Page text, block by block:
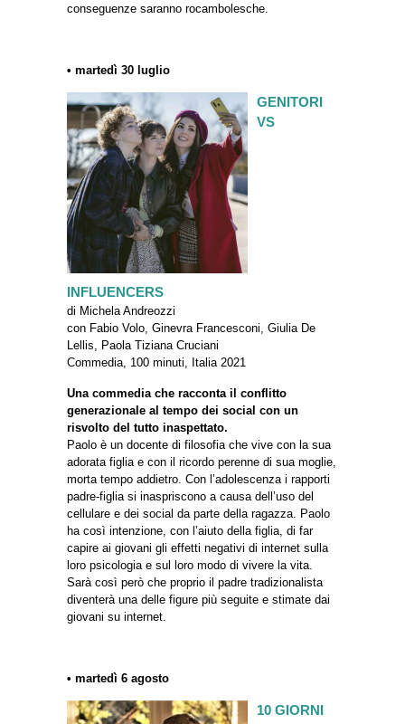
conseguenze saranno rocambolesche.
• martedì 30 luglio
GENITORI
VS
INFLUENCERS
di Michela Andreozzi
con Fabio Volo, Ginevra Francesconi, Giulia De
Lellis, Paola Tiziana Cruciani
Commedia, 100 minuti, Italia 2021
Una commedia che racconta il conflitto
generazionale al tempo dei social con un
risvolto del tutto inaspettato.
Paolo è un docente di filosofia che vive con la sua
adorata figlia e con il ricordo perenne di sua moglie,
morta tempo addietro. Con l’adolescenza i rapporti
padre-figlia si inaspriscono a causa dell’uso del
cellulare e dei social da parte della ragazza. Paolo
ha così intenzione, con l’aiuto della figlia, di far
capire ai giovani gli effetti negativi di internet sulla
loro psicologia e sul loro modo di vivere la vita.
Sarà così però che proprio il padre tradizionalista
diventerà una delle figure più seguite e stimate dai
giovani su internet.
• martedì 6 agosto
10 GIORNI